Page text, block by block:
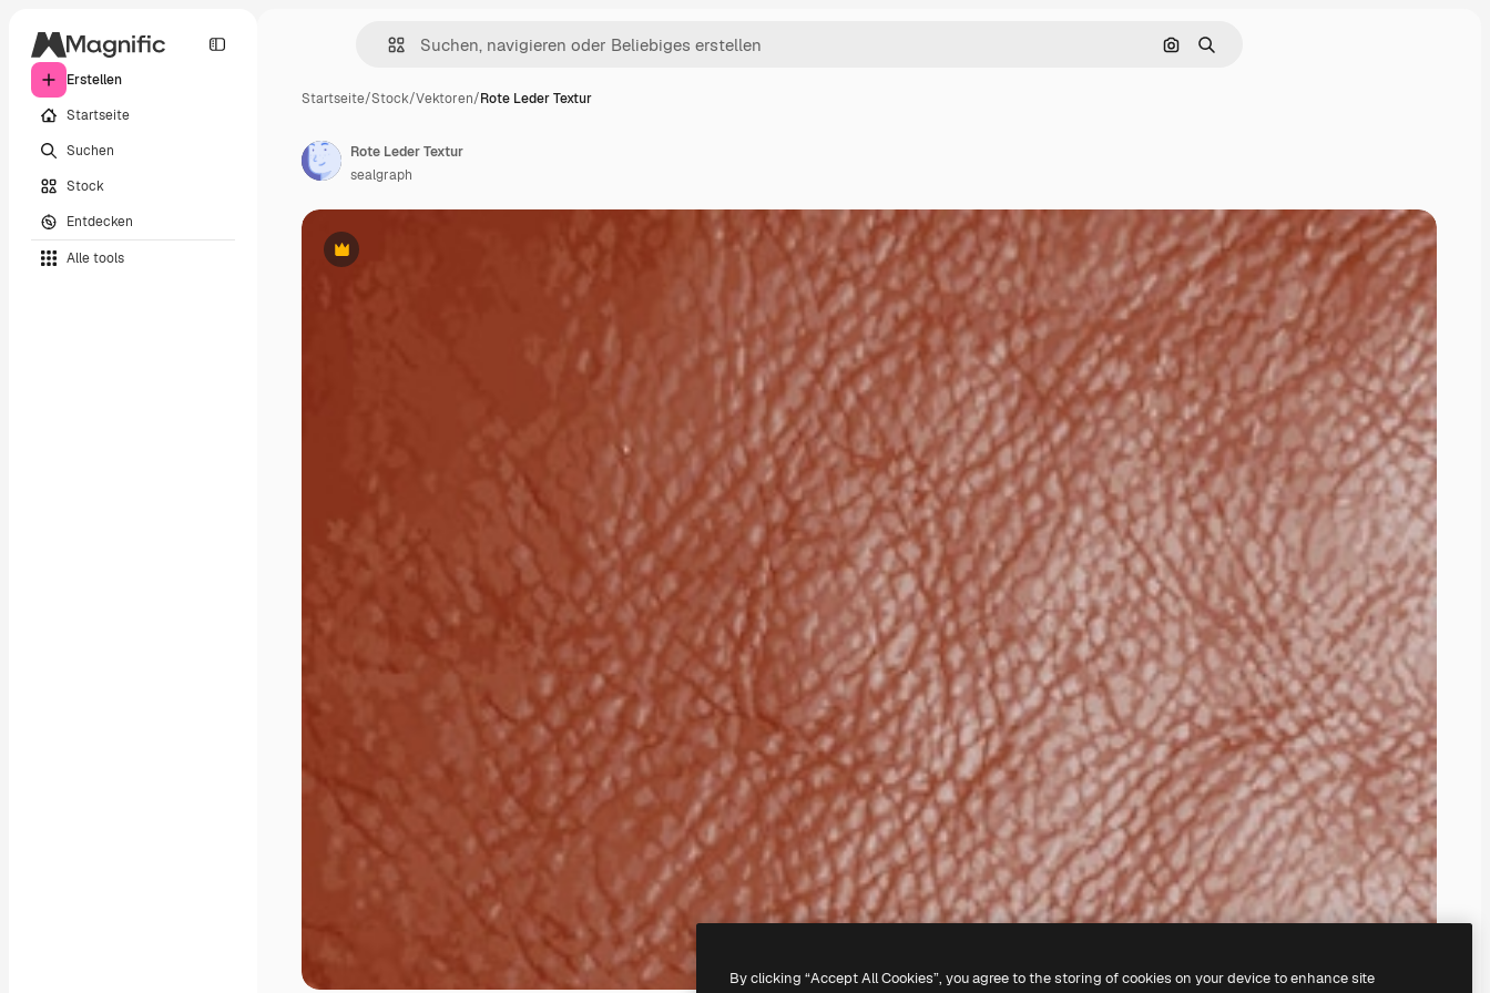
Erstellen
Startseite
Suchen
Stock
Entdecken
Alle tools
Nach Bild suchen
Suchen
Startseite/Stock/Vektoren/Rote Leder Textur
Premium
Rote Leder Textur
sealgraph
By clicking “Accept All Cookies”, you agree to the storing of cookies on your device to enhance site